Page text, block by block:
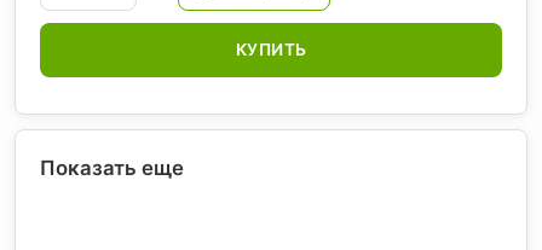
КУПИТЬ
Показать еще